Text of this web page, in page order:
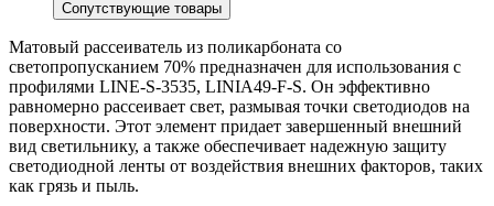
Сопутствующие товары
Матовый рассеиватель из поликарбоната со
светопропусканием 70% предназначен для использования с
профилями LINE-S-3535, LINIA49-F-S. Он эффективно
равномерно рассеивает свет, размывая точки светодиодов на
поверхности. Этот элемент придает завершенный внешний
вид светильнику, а также обеспечивает надежную защиту
светодиодной ленты от воздействия внешних факторов, таких
как грязь и пыль.